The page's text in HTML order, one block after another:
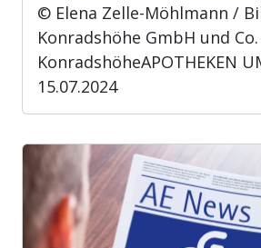
© Elena Zelle-Möhlmann /
Konradshöhe GmbH und Co.
KonradshöheAPOTHEKEN
15.07.2024